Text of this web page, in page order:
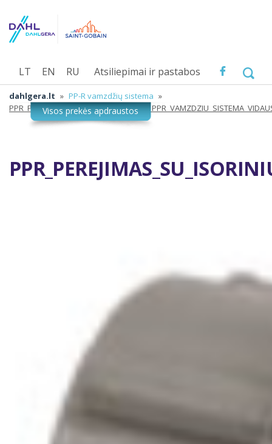
Atsiliepimai ir pastabos
LT EN RU
dahlgera.lt » PP-R vamzdžių sistema »